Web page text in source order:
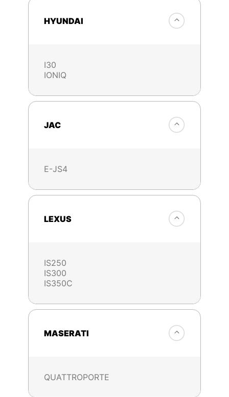
HYUNDAI
I30
IONIQ
JAC
E-JS4
LEXUS
IS250
IS300
IS350C
MASERATI
QUATTROPORTE